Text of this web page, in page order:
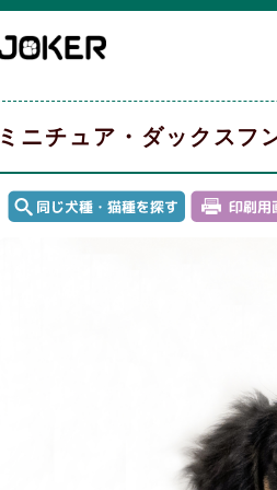
ミニチュア・ダックスフ